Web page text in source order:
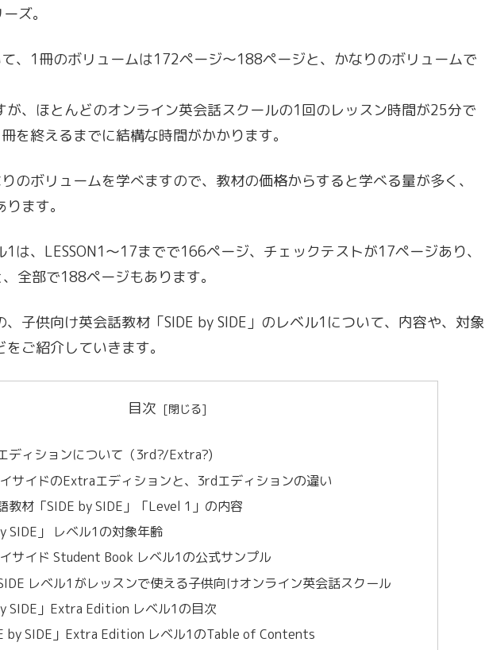
ズ。
、1冊のボリュームは172ページ〜188ページと、かなりのボリュームで
が、ほとんどのオンライン英会話スクールの1回のレッスン時間が25分で
を終えるまでに結構な時間がかかります。
のボリュームを学べますので、教材の価格からすると学べる量が多く、
ます。
は、LESSON1〜17までで166ページ、チェックテストが17ページあり、
全部で188ページもあります。
子供向け英会話教材「SIDE by SIDE」のレベル1について、内容や、対象
ご紹介していきます。
目次
ディションについて（3rd?/Extra?)
サイドのExtraエディションと、3rdエディションの違い
教材「SIDE by SIDE」「Level 1」の内容
SIDE」 レベル1の対象年齢
サイド Student Book レベル1の公式サンプル
レベル1がレッスンで使える子供向けオンライン英会話スクール
SIDE」Extra Edition レベル1の目次
by SIDE」Extra Edition レベル1のTable of Contents